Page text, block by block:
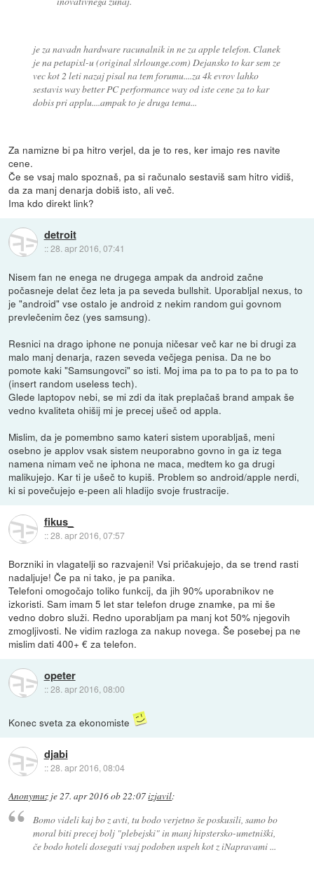
je za navadn hardware racunalnik in ne za apple telefon. Clanek
je na petapixl-u (original slrlounge.com) Dejansko to kar sem ze
vec kot 2 leti nazaj pisal na tem forumu....za 4k evrov lahko
sestavis way better PC performance way od iste cene za to kar
dobis pri applu....ampak to je druga tema...
Za namizne bi pa hitro verjel, da je to res, ker imajo res navite
cene.
Če se vsaj malo spoznaš, pa si računalo sestaviš sam hitro vidiš,
da za manj denarja dobiš isto, ali več.
Ima kdo direkt link?
detroit
::28. apr 2016, 07:41
Nisem fan ne enega ne drugega ampak da android začne
počasneje delat čez leta ja pa seveda bullshit. Uporabljal nexus, to
je "android" vse ostalo je android z nekim random gui govnom
prevlečenim čez (yes samsung).
Resnici na drago iphone ne ponuja ničesar več kar ne bi drugi za
malo manj denarja, razen seveda večjega penisa. Da ne bo
pomote kaki "Samsungovci" so isti. Moj ima pa to pa to pa to pa to
(insert random useless tech).
Glede laptopov nebi, se mi zdi da itak preplačaš brand ampak še
vedno kvaliteta ohišij mi je precej ušeč od appla.
Mislim, da je pomembno samo kateri sistem uporabljaš, meni
osebno je applov vsak sistem neuporabno govno in ga iz tega
namena nimam več ne iphona ne maca, medtem ko ga drugi
malikujejo. Kar ti je ušeč to kupiš. Problem so android/apple nerdi,
ki si povečujejo e-peen ali hladijo svoje frustracije.
fikus_
::28. apr 2016, 07:57
Borzniki in vlagatelji so razvajeni! Vsi pričakujejo, da se trend rasti
nadaljuje! Če pa ni tako, je pa panika.
Telefoni omogočajo toliko funkcij, da jih 90% uporabnikov ne
izkoristi. Sam imam 5 let star telefon druge znamke, pa mi še
vedno dobro služi. Redno uporabljam pa manj kot 50% njegovih
zmogljivosti. Ne vidim razloga za nakup novega. Še posebej pa ne
mislim dati 400+ € za telefon.
opeter
::28. apr 2016, 08:00
Konec sveta za ekonomiste
djabi
::28. apr 2016, 08:04
Anonymuz je27. apr 2016 ob 22:07izjavil:
Bomo videli kaj bo z avti, tu bodo verjetno še poskusili, samo bo
moral biti precej bolj "plebejski" in manj hipstersko-umetniški,
če bodo hoteli dosegati vsaj podoben uspeh kot z iNapravami ...